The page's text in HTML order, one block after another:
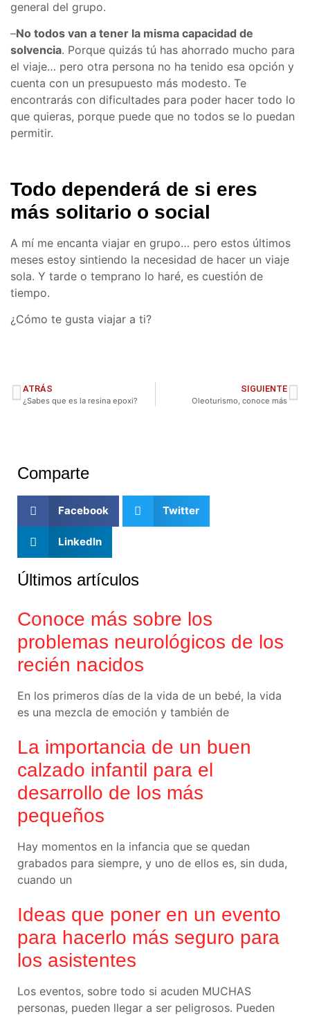
general del grupo.
–No todos van a tener la misma capacidad de
solvencia. Porque quizás tú has ahorrado mucho para
el viaje… pero otra persona no ha tenido esa opción y
cuenta con un presupuesto más modesto. Te
encontrarás con dificultades para poder hacer todo lo
que quieras, porque puede que no todos se lo puedan
permitir.
Todo dependerá de si eres
más solitario o social
A mí me encanta viajar en grupo… pero estos últimos
meses estoy sintiendo la necesidad de hacer un viaje
sola. Y tarde o temprano lo haré, es cuestión de
tiempo.
¿Cómo te gusta viajar a ti?
ATRÁS
¿Sabes que es la resina epoxi?
SIGUIENTE
Oleoturismo, conoce más
Comparte
Facebook Twitter
LinkedIn
Últimos artículos
Conoce más sobre los
problemas neurológicos de los
recién nacidos
En los primeros días de la vida de un bebé, la vida
es una mezcla de emoción y también de
La importancia de un buen
calzado infantil para el
desarrollo de los más
pequeños
Hay momentos en la infancia que se quedan
grabados para siempre, y uno de ellos es, sin duda,
cuando un
Ideas que poner en un evento
para hacerlo más seguro para
los asistentes
Los eventos, sobre todo si acuden MUCHAS
personas, pueden llegar a ser peligrosos. Pueden